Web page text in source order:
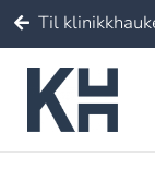
Til